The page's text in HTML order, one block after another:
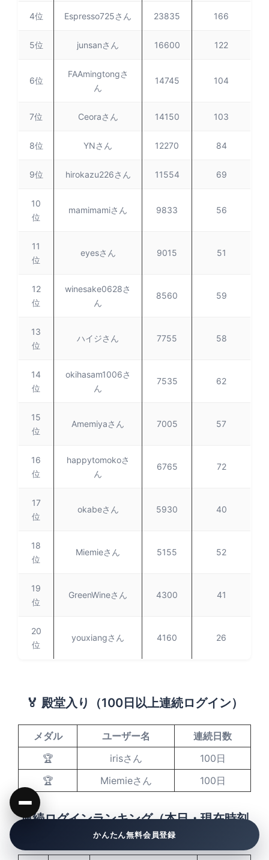
4位 Espresso725さん 23835 166
5位 junsanさん 16600 122
6位
FAAmingtongさ
ん
14745 104
7位 Ceoraさん 14150 103
8位 YNさん 12270 84
9位 hirokazu226さん 11554 69
10
位
mamimamiさん 9833 56
11
位
eyesさん 9015 51
12
位
winesake0628さ
ん
8560 59
13
位
ハイジさん 7755 58
14
位
okihasam1006さ
ん
7535 62
15
位
Amemiyaさん 7005 57
16
位
happytomokoさ
ん
6765 72
17
位
okabeさん 5930 40
18
位
Miemieさん 5155 52
19
位
GreenWineさん 4300 41
20
位
youxiangさん 4160 26
🏅 殿堂入り（100日以上連続ログイン）
メダル ユーザー名
連続日数
🏆
irisさん
100日
🏆
Miemieさん 100日
連続ログインランキング（本日・現在時刻
まで）
かんたん無料会員登録